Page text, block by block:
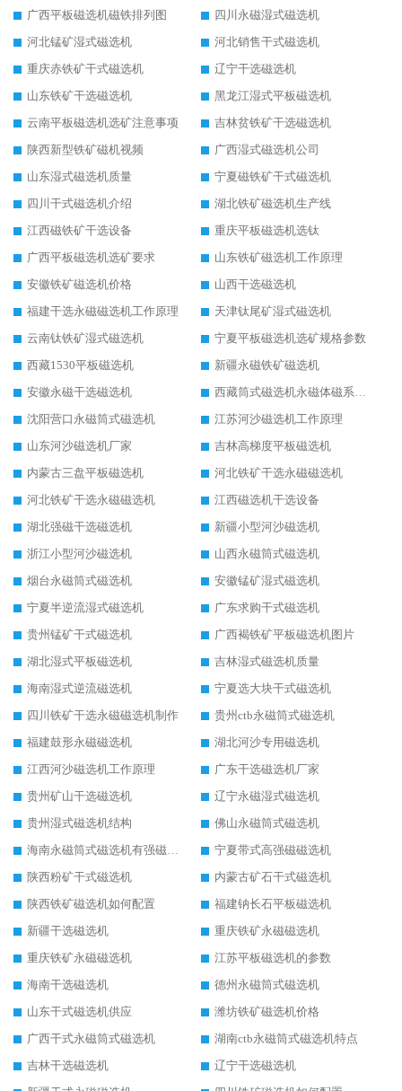
广西平板磁选机磁铁排列图
四川永磁湿式磁选机
河北锰矿湿式磁选机
河北销售干式磁选机
重庆赤铁矿干式磁选机
辽宁干选磁选机
山东铁矿干选磁选机
黑龙江湿式平板磁选机
云南平板磁选机选矿注意事项
吉林贫铁矿干选磁选机
陕西新型铁矿磁机视频
广西湿式磁选机公司
山东湿式磁选机质量
宁夏磁铁矿干式磁选机
四川干式磁选机介绍
湖北铁矿磁选机生产线
江西磁铁矿干选设备
重庆平板磁选机选钛
广西平板磁选机选矿要求
山东铁矿磁选机工作原理
安徽铁矿磁选机价格
山西干选磁选机
福建干选永磁磁选机工作原理
天津钛尾矿湿式磁选机
云南钛铁矿湿式磁选机
宁夏平板磁选机选矿规格参数
西藏1530平板磁选机
新疆永磁铁矿磁选机
安徽永磁干选磁选机
西藏筒式磁选机永磁体磁系设计
沈阳营口永磁筒式磁选机
江苏河沙磁选机工作原理
山东河沙磁选机厂家
吉林高梯度平板磁选机
内蒙古三盘平板磁选机
河北铁矿干选永磁磁选机
河北铁矿干选永磁磁选机
江西磁选机干选设备
湖北强磁干选磁选机
新疆小型河沙磁选机
浙江小型河沙磁选机
山西永磁筒式磁选机
烟台永磁筒式磁选机
安徽锰矿湿式磁选机
宁夏半逆流湿式磁选机
广东求购干式磁选机
贵州锰矿干式磁选机
广西褐铁矿平板磁选机图片
湖北湿式平板磁选机
吉林湿式磁选机质量
海南湿式逆流磁选机
宁夏选大块干式磁选机
四川铁矿干选永磁磁选机制作
贵州ctb永磁筒式磁选机
福建鼓形永磁磁选机
湖北河沙专用磁选机
江西河沙磁选机工作原理
广东干选磁选机厂家
贵州矿山干选磁选机
辽宁永磁湿式磁选机
贵州湿式磁选机结构
佛山永磁筒式磁选机
海南永磁筒式磁选机有强磁的吗
宁夏带式高强磁磁选机
陕西粉矿干式磁选机
内蒙古矿石干式磁选机
陕西铁矿磁选机如何配置
福建钠长石平板磁选机
新疆干选磁选机
重庆铁矿永磁磁选机
重庆铁矿永磁磁选机
江苏平板磁选机的参数
海南干选磁选机
德州永磁筒式磁选机
山东干式磁选机供应
潍坊铁矿磁选机价格
广西干式永磁筒式磁选机
湖南ctb永磁筒式磁选机特点
吉林干选磁选机
辽宁干选磁选机